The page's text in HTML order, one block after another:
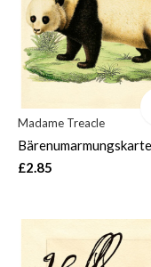
Madame Treacle
Bärenumarmungskarte
£2.85